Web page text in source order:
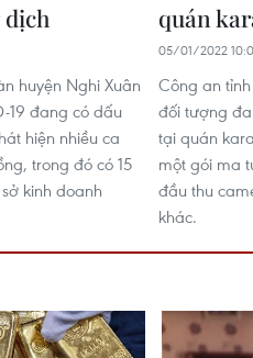
huyện Nghi Xuân
19 đang có dấu
hiện nhiều ca
trong đó có 15
kinh doanh
quán
05/01/2022
Công an
đối tượng
tại quán
một gói ma
đầu thu
khác.